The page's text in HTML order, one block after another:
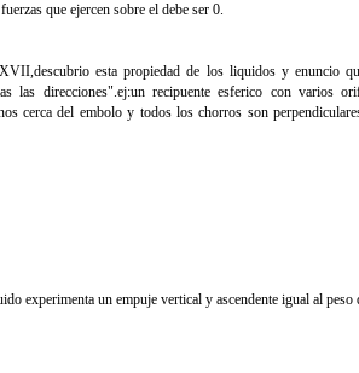
que ejercen sobre el debe ser 0.
esta propiedad de los liquidos y enuncio
las direcciones".ej:un recipuente esferico con varios
cerca del embolo y todos los chorros son
experimenta un empuje vertical y ascendente igual al